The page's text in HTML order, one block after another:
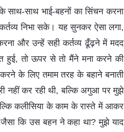
साथ भाई-बहनों का सिंचन करना
निभा सके। यह सुनकर ऐसा लगा,
और उन्हें सही कर्तव्य ढूँढ़ने में मदद
हुई, तो ऊपर से तो मैंने मना करने की
के लिए तमाम तरह के बहाने बनाती
नहीं कर रही थी, बल्कि अगुआ पर मुझे
कलीसिया के काम के रास्ते में आकर
कि उस बहन ने कहा था? मुझे याद